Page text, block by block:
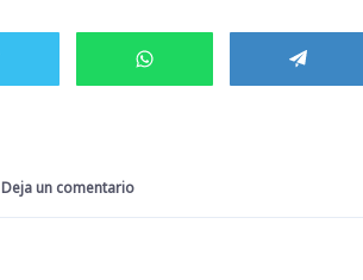
Deja un comentario